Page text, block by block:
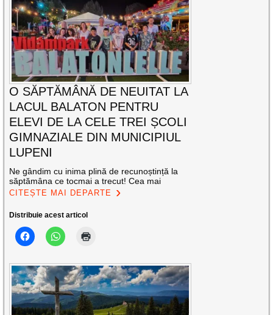
O SĂPTĂMÂNĂ DE NEUITAT LA
LACUL BALATON PENTRU
ELEVI DE LA CELE TREI ȘCOLI
GIMNAZIALE DIN MUNICIPIUL
LUPENI
Ne gândim cu inima plină de recunoștință la
săptămâna ce tocmai a trecut! Cea mai
CITEȘTE MAI DEPARTE
Distribuie acest articol